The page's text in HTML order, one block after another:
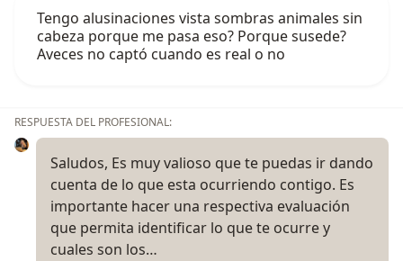
Tengo alusinaciones vista sombras animales sin
cabeza porque me pasa eso? Porque susede?
Aveces no captó cuando es real o no
RESPUESTA DEL PROFESIONAL:
Saludos, Es muy valioso que te puedas ir dando
cuenta de lo que esta ocurriendo contigo. Es
importante hacer una respectiva evaluación
que permita identificar lo que te ocurre y
cuales son los…